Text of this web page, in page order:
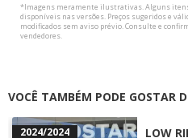
*Imagens meramente ilustrativas. Alguns
disponíveis nas versões. Preços sugeridos e
modificados sem aviso prévio. Consulte e
vendedores.
VOCÊ TAMBÉM PODE GOSTAR
2024/2024 LOW